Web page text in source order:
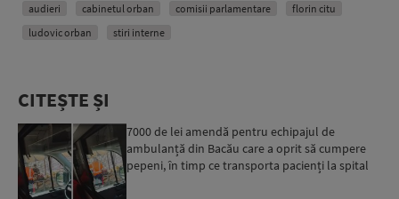
audieri cabinetul orban comisii parlamentare
florin citu
ludovic orban
stiri interne
CITEȘTE ȘI
7000 de lei amendă pentru echipajul de
ambulanță din Bacău care a oprit să cumpere
pepeni, în timp ce transporta pacienți la spital